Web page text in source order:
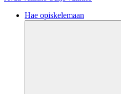
Hae opiskelemaan